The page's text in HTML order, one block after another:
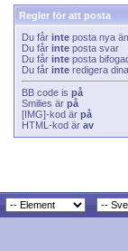
Regler för att posta
Du får inte posta nya
Du får inte posta svar
Du får inte posta
Du får inte redigera
BB code is på
Smilies är på
[IMG]-kod är på
HTML-kod är av